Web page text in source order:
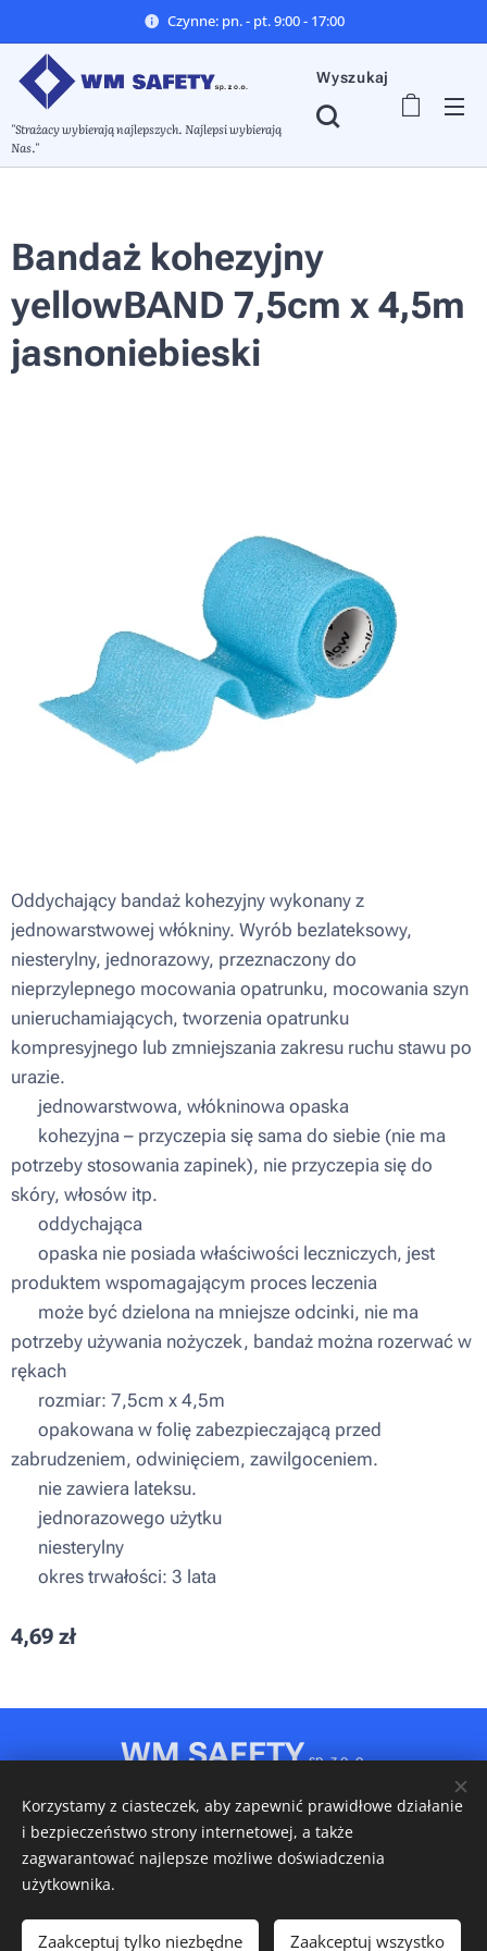
Czynne: pn. - pt. 9:00 - 17:00
"Strażacy wybierają najlepszych. Najlepsi wybierają
Nas."
Wyszukaj
Bandaż kohezyjny
yellowBAND 7,5cm x 4,5m
jasnoniebieski
Oddychający bandaż kohezyjny wykonany z
jednowarstwowej włókniny. Wyrób bezlateksowy,
niesterylny, jednorazowy, przeznaczony do
nieprzylepnego mocowania opatrunku, mocowania szyn
unieruchamiających, tworzenia opatrunku
kompresyjnego lub zmniejszania zakresu ruchu stawu po
urazie.
▪ jednowarstwowa, włókninowa opaska
▪ kohezyjna – przyczepia się sama do siebie (nie ma
potrzeby stosowania zapinek), nie przyczepia się do
skóry, włosów itp.
▪ oddychająca
▪ opaska nie posiada właściwości leczniczych, jest
produktem wspomagającym proces leczenia
▪ może być dzielona na mniejsze odcinki, nie ma
potrzeby używania nożyczek, bandaż można rozerwać w
rękach
▪ rozmiar: 7,5cm x 4,5m
▪ opakowana w folię zabezpieczającą przed
zabrudzeniem, odwinięciem, zawilgoceniem.
▪ nie zawiera lateksu.
▪ jednorazowego użytku
▪ niesterylny
▪ okres trwałości: 3 lata
4,69 zł
Włóż do koszyka
WM SAFETY sp. z o. o.
NIP: 6472611346 • REGON: 540606150 • KRS: 0001148349
Ciasteczka
Korzystamy z ciasteczek, aby zapewnić prawidłowe działanie
i bezpieczeństwo strony internetowej, a także
zagwarantować najlepsze możliwe doświadczenia
użytkownika.
Zaakceptuj tylko niezbędne Zaakceptuj wszystko